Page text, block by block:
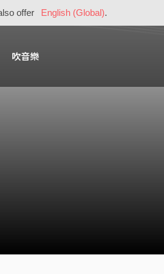
offer English (Global).
吹音樂